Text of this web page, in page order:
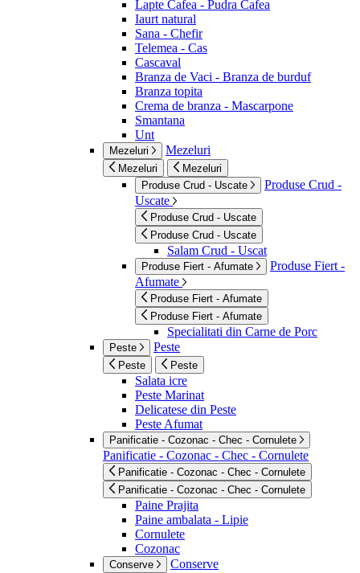
Lapte Cafea - Pudra Cafea
Iaurt natural
Sana - Chefir
Telemea - Cas
Cascaval
Branza de Vaci - Branza de burduf
Branza topita
Crema de branza - Mascarpone
Smantana
Unt
Mezeluri Mezeluri
Mezeluri
Mezeluri
Produse Crud - Uscate
Produse Crud -
Uscate
Produse Crud - Uscate
Produse Crud - Uscate
Salam Crud - Uscat
Produse Fiert - Afumate
Produse Fiert -
Afumate
Produse Fiert - Afumate
Produse Fiert - Afumate
Specialitati din Carne de Porc
Peste Peste
Peste Peste
Salata icre
Peste Marinat
Delicatese din Peste
Peste Afumat
Panificatie - Cozonac - Chec - Cornulete
Panificatie - Cozonac - Chec - Cornulete
Panificatie - Cozonac - Chec - Cornulete
Panificatie - Cozonac - Chec - Cornulete
Paine Prajita
Paine ambalata - Lipie
Cornulete
Cozonac
Conserve Conserve